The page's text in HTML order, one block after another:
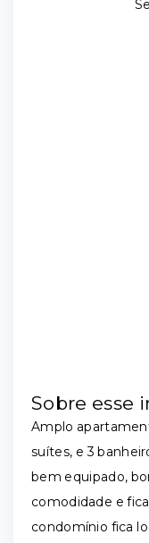
Sobre esse
Amplo
suítes, e 3
bem equipado,
comodidade e
condomínio fica